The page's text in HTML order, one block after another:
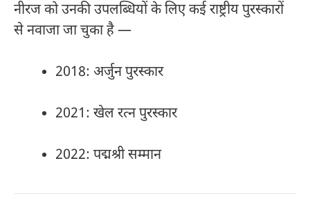
नीरज को उनकी उपलब्धियों के लिए कई राष्ट्रीय पुरस्कारों
से नवाजा जा चुका है —
2018: अर्जुन पुरस्कार
2021: खेल रत्न पुरस्कार
2022: पद्मश्री सम्मान